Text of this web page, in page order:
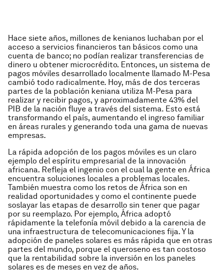
Hace siete años, millones de kenianos luchaban por el
acceso a servicios financieros tan básicos como una
cuenta de banco; no podían realizar transferencias de
dinero u obtener microcrédito. Entonces, un sistema de
pagos móviles desarrollado localmente llamado M-Pesa
cambió todo radicalmente. Hoy, más de dos terceras
partes de la población keniana utiliza M-Pesa para
realizar y recibir pagos, y aproximadamente 43% del
PIB de la nación fluye a través del sistema. Esto está
transformando el país, aumentando el ingreso familiar
en áreas rurales y generando toda una gama de nuevas
empresas.
La rápida adopción de los pagos móviles es un claro
ejemplo del espíritu empresarial de la innovación
africana. Refleja el ingenio con el cual la gente en África
encuentra soluciones locales a problemas locales.
También muestra como los retos de África son en
realidad oportunidades y como el continente puede
soslayar las etapas de desarrollo sin tener que pagar
por su reemplazo. Por ejemplo, África adoptó
rápidamente la telefonía móvil debido a la carencia de
una infraestructura de telecomunicaciones fija. Y la
adopción de paneles solares es más rápida que en otras
partes del mundo, porque el queroseno es tan costoso
que la rentabilidad sobre la inversión en los paneles
solares es de meses en vez de años.